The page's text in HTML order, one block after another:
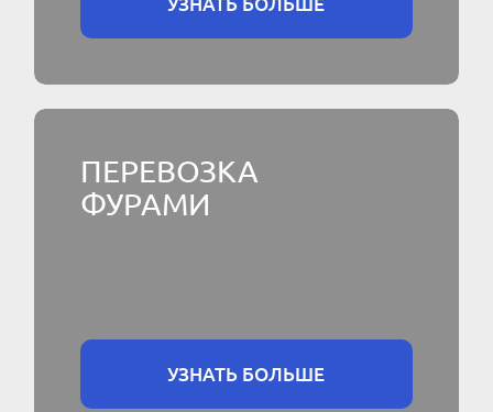
ПЕРЕВОЗКА
ФУРАМИ
УЗНАТЬ БОЛЬШЕ